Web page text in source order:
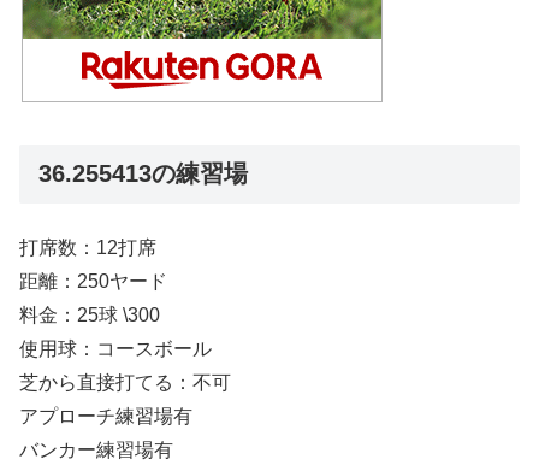
36.255413の練習場
打席数：12打席
距離：250ヤード
料金：25球 \300
使用球：コースボール
芝から直接打てる：不可
アプローチ練習場有
バンカー練習場有